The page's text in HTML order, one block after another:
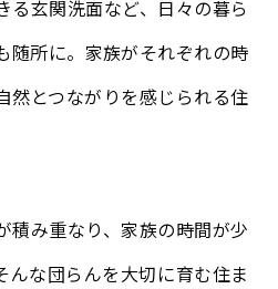
る玄関洗面など、日々の暮ら
随所に。家族がそれぞれの時
然とつながりを感じられる住
積み重なり、家族の時間が少
んな団らんを大切に育む住ま